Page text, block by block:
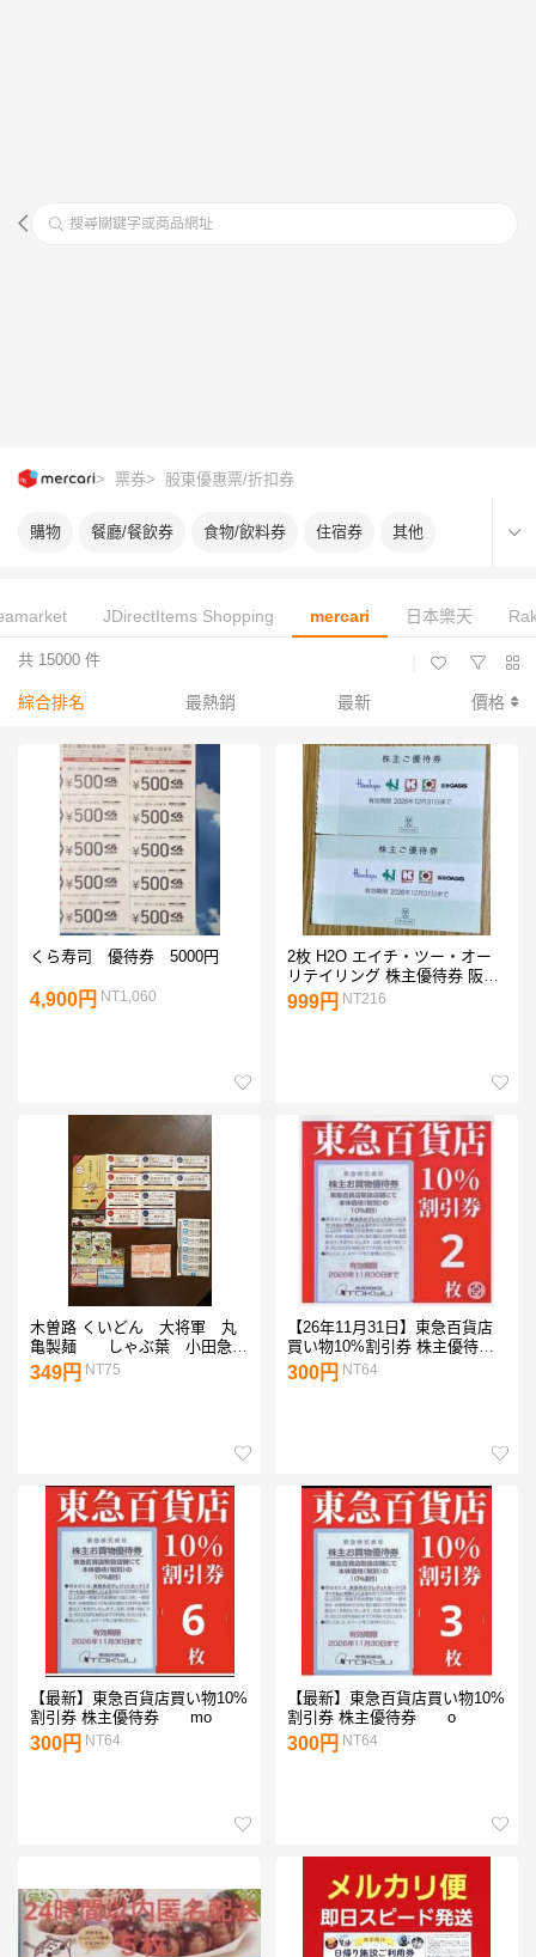
搜尋關鍵字或商品網址
> 票券> 股東優惠票/折扣券
購物 餐廳/餐飲券 食物/飲料券 住宿券 其他
JDirectItems Shopping mercari 日本樂天
共 15000 件
綜合排名 最熱銷 最新 價格
くら寿司 優待券 5000円
4,900円 NT1,060
2枚 H2O エイチ・ツー・オー
リテイリング 株主優待券 阪急
百貨店 阪神百貨店
999円 NT216
木曽路 くいどん 大将軍 丸
亀製麺 しゃぶ葉 小田急
割引クーポンセット
349円 NT75
【26年11月31日】東急百貨店
買い物10%割引券 株主優待券2
枚o
300円 NT64
【最新】東急百貨店買い物10%
割引券 株主優待券 mo
300円 NT64
【最新】東急百貨店買い物10%
割引券 株主優待券 o
300円 NT64